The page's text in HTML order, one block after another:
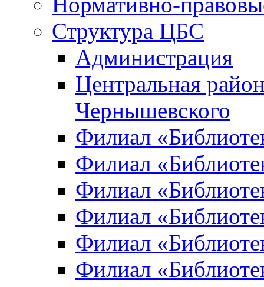
Структура ЦБС
Администрация
Центральная
Чернышевского
Филиал
Филиал
Филиал
Филиал
Филиал
Филиал